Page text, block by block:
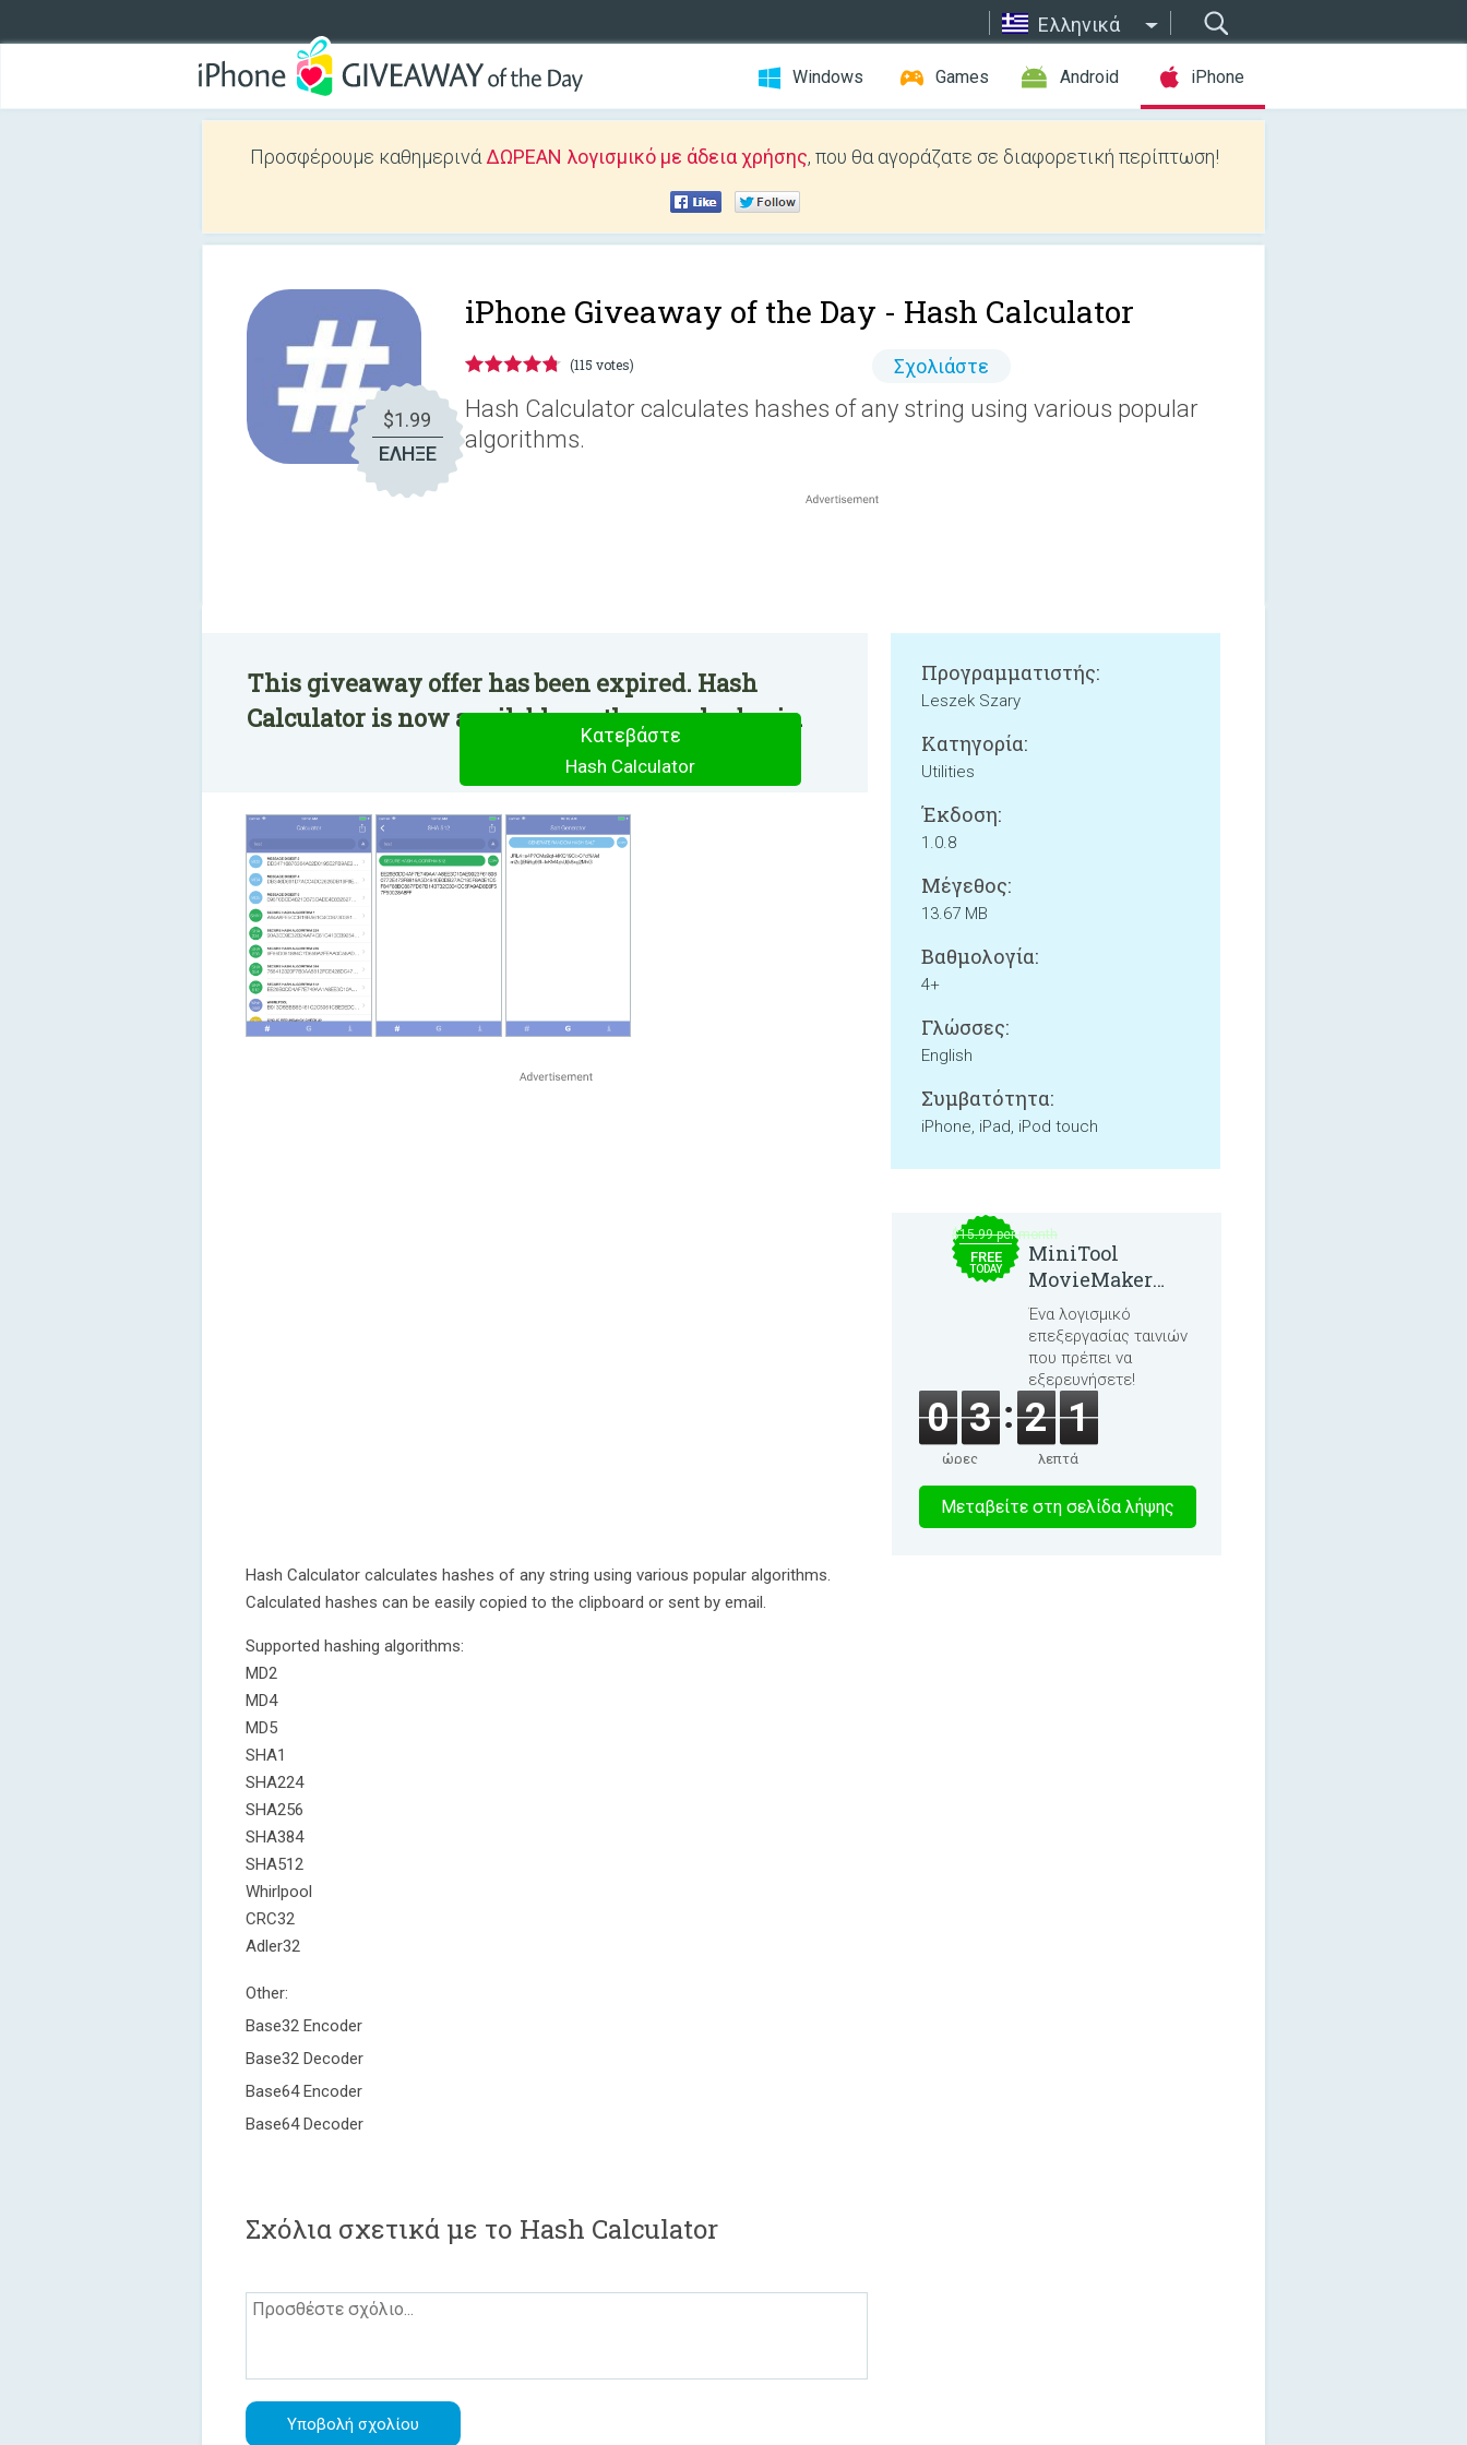
Ελληνικά
Windows Games Android iPhone
Προσφέρουμε καθημερινά ΔΩΡΕΑΝ λογισμικό με άδεια χρήσης, που θα αγοράζατε σε διαφορετική περίπτωση!
$1.99
ΕΛΗΞΕ
iPhone Giveaway of the Day - Hash Calculator
(115 votes) Σχολιάστε
Hash Calculator calculates hashes of any string using various popular
algorithms.
This giveaway offer has been expired. Hash
Calculator is now available on the regular basis.
Κατεβάστε
Hash Calculator
Hash Calculator calculates hashes of any string using various popular algorithms.
Calculated hashes can be easily copied to the clipboard or sent by email.
Supported hashing algorithms:
MD2
MD4
MD5
SHA1
SHA224
SHA256
SHA384
SHA512
Whirlpool
CRC32
Adler32
Other:
Base32 Encoder
Base32 Decoder
Base64 Encoder
Base64 Decoder
Προγραμματιστής:
Leszek Szary
Κατηγορία:
Utilities
Έκδοση:
1.0.8
Μέγεθος:
13.67 MB
Βαθμολογία:
4+
Γλώσσες:
English
Συμβατότητα:
iPhone, iPad, iPod touch
Σχόλια σχετικά με το Hash Calculator
$15.99 per month
FREE
TODAY
MiniTool
MovieMaker
8.8.0
Ένα λογισμικό
επεξεργασίας ταινιών
που πρέπει να
εξερευνήσετε!
0 3
ώρες
2 1
λεπτά
1 2
Μεταβείτε στη σελίδα λήψης